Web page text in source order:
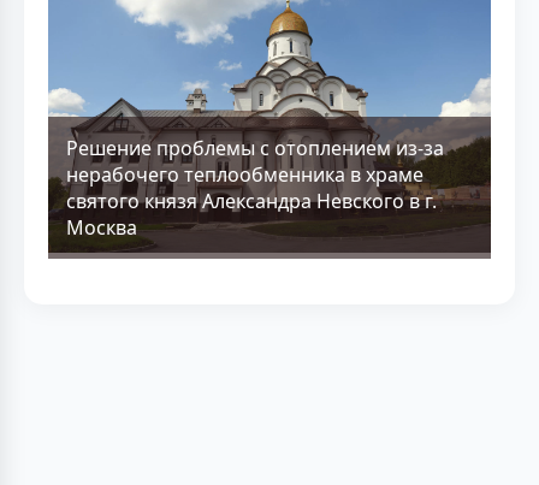
Решение проблемы с отоплением из-за
нерабочего теплообменника в храме
святого князя Александра Невского в г.
Москва